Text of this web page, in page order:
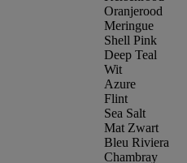
Oranjerood
Meringue
Shell Pink
Deep Teal
Wit
Azure
Flint
Sea Salt
Mat Zwart
Bleu Riviera
Chambray